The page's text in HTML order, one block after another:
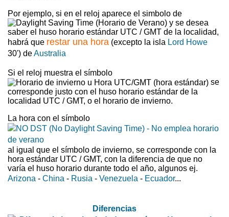
Por ejemplo, si en el reloj aparece el simbolo de
y se desea
saber el huso horario estándar UTC / GMT de la localidad,
habrá que restar una hora (excepto la isla Lord Howe
30') deAustralia
Si el reloj muestra el símbolo
se
corresponde justo con el huso horario estándar de la
localidad UTC / GMT, o el horario de invierno.
La hora con el símbolo
al igual que el símbolo de invierno, se corresponde con la
hora estándar UTC / GMT, con la diferencia de que no
varía el huso horario durante todo el año, algunos ej.
Arizona - China - Rusia - Venezuela - Ecuador...
Diferencias